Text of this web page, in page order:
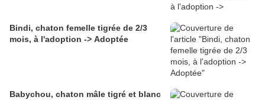
Bindi, chaton femelle tigrée de 2/3
mois, à l'adoption -> Adoptée
Babychou, chaton mâle tigré et blanc